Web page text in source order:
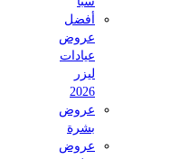
أفضل
عروض
عيادات
عروض
بشرة
عروض